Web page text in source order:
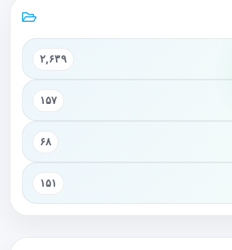
۲,۶۳۹
۱۵۷
۶۸
۱۵۱